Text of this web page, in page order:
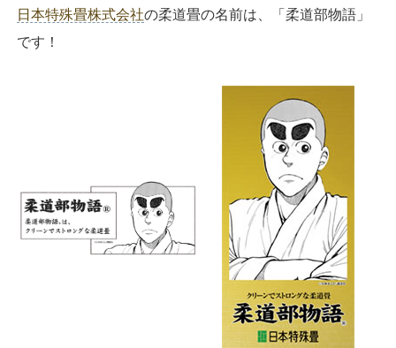
日本特殊畳株式会社の柔道畳の名前は、「柔道部物語」
です！